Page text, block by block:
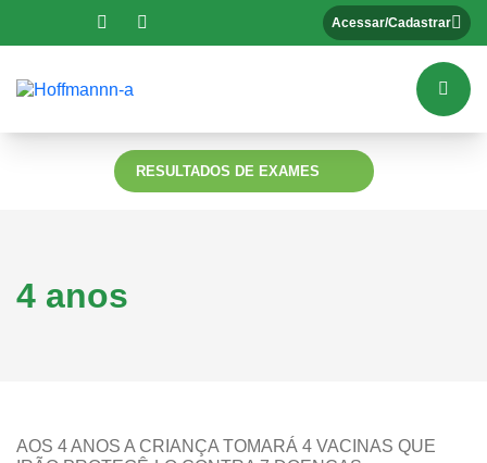
Acessar/Cadastrar
RESULTADOS DE EXAMES
4 anos
AOS 4 ANOS A CRIANÇA TOMARÁ 4 VACINAS QUE